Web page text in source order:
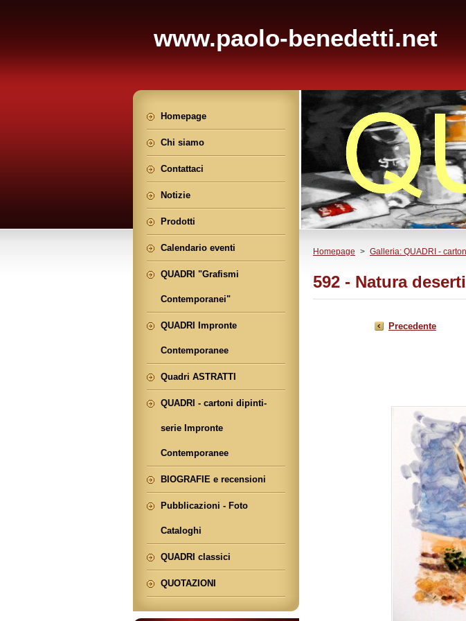
www.paolo-benedetti.net
Homepage > Galleria: QUADRI -
592 - Natura
Precedente
Homepage
Chi siamo
Contattaci
Notizie
Prodotti
Calendario eventi
QUADRI "Grafismi
Contemporanei"
QUADRI Impronte
Contemporanee
Quadri ASTRATTI
QUADRI - cartoni dipinti-
serie Impronte
Contemporanee
BIOGRAFIE e recensioni
Pubblicazioni - Foto
Cataloghi
QUADRI classici
QUOTAZIONI